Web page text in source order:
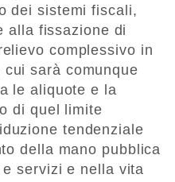
dei sistemi fiscali,
alla fissazione di
complessivo in
sarà comunque
le aliquote e la
di quel limite
tendenziale
della mano pubblica
servizi e nella vita